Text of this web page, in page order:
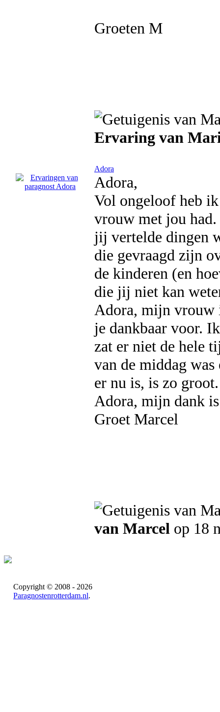
Groeten M
Ervaring van
Adora
Adora,
Vol ongeloof heb
vrouw met jou
jij vertelde dingen
die gevraagd zijn
de kinderen (en
die jij niet kan
Adora, mijn vrouw
je dankbaar voor.
zat er niet de hele
van de middag
er nu is, is zo groot.
Adora, mijn dank
Groet Marcel
van Marcel op 18
Copyright © 2008 - 2026
Paragnostenrotterdam.nl.